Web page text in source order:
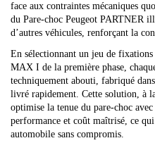
face aux contraintes mécaniques
du Pare-choc Peugeot PARTNER
d’autres véhicules, renforçant la
En sélectionnant un jeu de
MAX I de la première phase,
techniquement abouti, fabriqué
livré rapidement. Cette solution, à
optimise la tenue du pare-choc
performance et coût maîtrisé, ce
automobile sans compromis.